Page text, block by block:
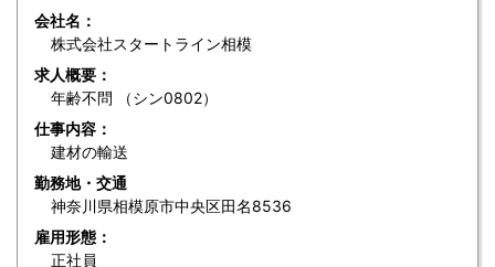
会社名：
株式会社スタートライン相模
求人概要：
年齢不問 （シン0802）
仕事内容：
建材の輸送
勤務地・交通
神奈川県相模原市中央区田名8536
雇用形態：
正社員